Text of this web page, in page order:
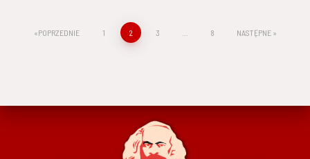
Stronicowanie
POPRZEDNIE 1 2 3 8 NASTĘPNE